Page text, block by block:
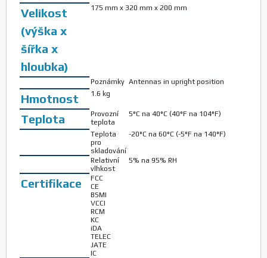
Velikost
(výška x
šířka x
hloubka)
175 mm x 320 mm x 200 mm
Poznámky Antennas in upright position
Hmotnost 1.6 kg
Teplota
Provozní
teplota
5°C na 40°C (40°F na 104°F)
Teplota
pro
skladování
-20°C na 60°C (-5°F na 140°F)
Relativní
vlhkost
5% na 95% RH
Certifikace
FCC
CE
BSMI
VCCI
RCM
KC
iDA
TELEC
JATE
IC